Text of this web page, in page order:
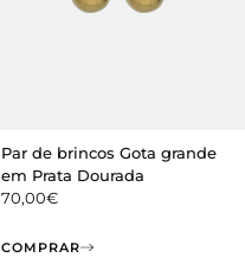
Par de brincos Gota grande
em Prata Dourada
70,00€
COMPRAR